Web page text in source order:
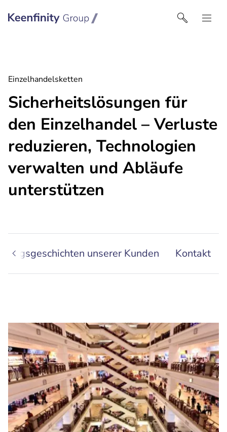
Keenfinity Group I Germany
Einzelhandelsketten
Sicherheitslösungen für
den Einzelhandel – Verluste
reduzieren, Technologien
verwalten und Abläufe
unterstützen
unserer Kunden Kontakt